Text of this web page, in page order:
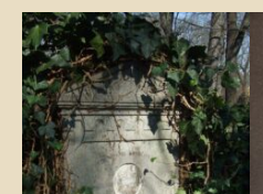
Fotogalerie: